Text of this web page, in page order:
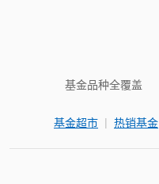
基金品种全覆盖
基金超市 | 热销基金